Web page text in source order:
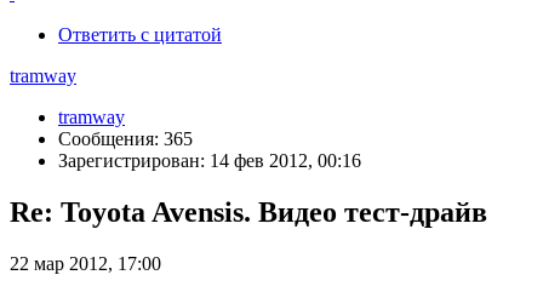
Ответить с цитатой
tramway
tramway
Сообщения: 365
Зарегистрирован: 14 фев 2012, 00:16
Re: Toyota Avensis. Видео тест-драйв
22 мар 2012, 17:00